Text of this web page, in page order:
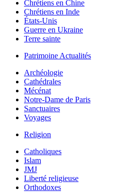
Chrétiens en Chine
Chrétiens en Inde
États-Unis
Guerre en Ukraine
Terre sainte
Patrimoine Actualités
Archéologie
Cathédrales
Mécénat
Notre-Dame de Paris
Sanctuaires
Voyages
Religion
Catholiques
Islam
JMJ
Liberté religieuse
Orthodoxes